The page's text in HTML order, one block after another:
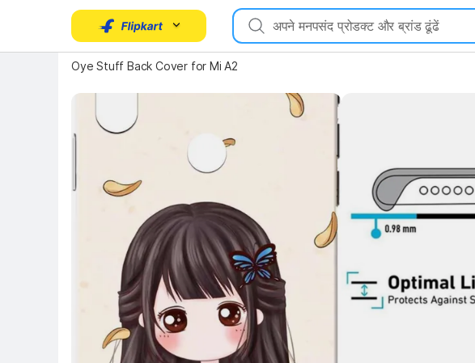
Oye Stuff Back Cover for Mi A2
Key Highlights
Key Highlights